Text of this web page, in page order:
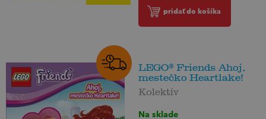
pridať do košíka
LEGO® Friends Ahoj,
mestečko Heartlake!
Kolektív
Na sklade